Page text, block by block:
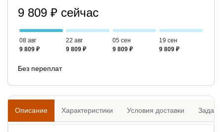
9 809 ₽ сейчас
08 авг
9 809 ₽
22 авг
9 809 ₽
05 сен
9 809 ₽
19 сен
9 809 ₽
Без переплат
Описание Характеристики Условия доставки